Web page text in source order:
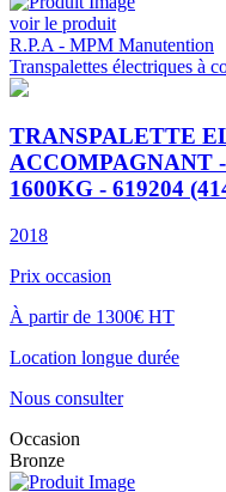
voir le produit
R.P.A - MPM Manutention
Transpalettes électriques à
TRANSPALETTE
ACCOMPAGNANT
1600KG - 619204
2018
Prix occasion
À partir de 1300€ HT
Location longue durée
Nous consulter
Occasion
Bronze